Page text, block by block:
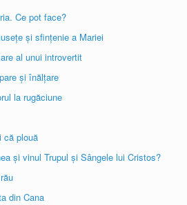
Ce pot face?
și sfințenie a Mariei
al unui introvertit
și înălțare
la rugăciune
că plouă
și vinul Trupul și Sângele lui Cristos?
din Cana